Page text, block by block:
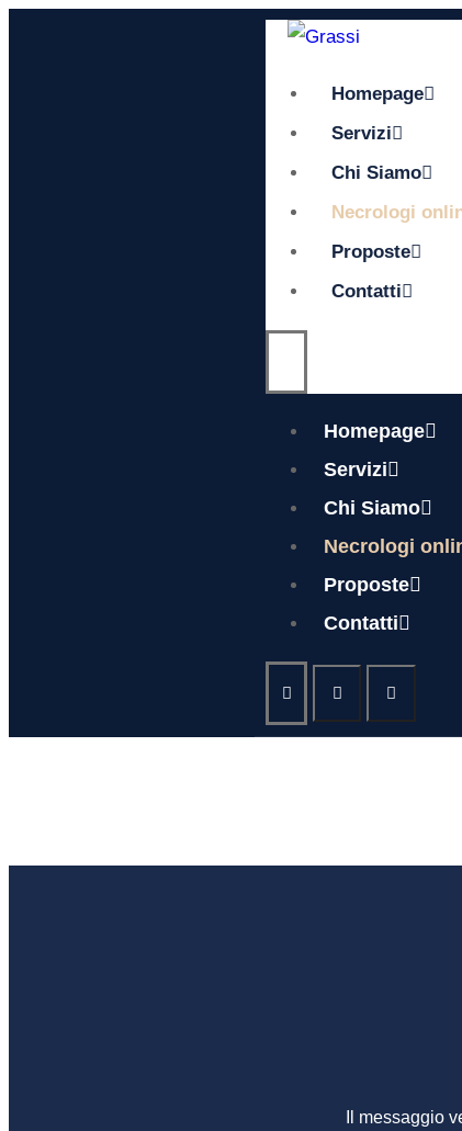
Homepage
Servizi
Chi Siamo
Necrologi
Proposte
Contatti
Homepage
Servizi
Chi Siamo
Necrologi
Proposte
Contatti
Il messaggio